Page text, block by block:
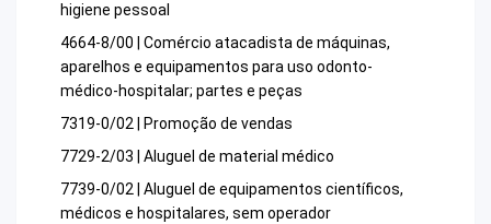
higiene pessoal
4664-8/00 | Comércio atacadista de máquinas,
aparelhos e equipamentos para uso odonto-
médico-hospitalar; partes e peças
7319-0/02 | Promoção de vendas
7729-2/03 | Aluguel de material médico
7739-0/02 | Aluguel de equipamentos científicos,
médicos e hospitalares, sem operador